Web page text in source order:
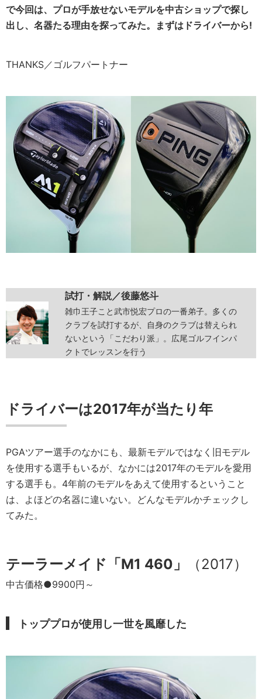
で今回は、プロが手放せないモデルを中古ショップで探し
出し、名器たる理由を探ってみた。まずはドライバーから!
THANKS／ゴルフパートナー
試打・解説／後藤悠斗
雑巾王子こと武市悦宏プロの一番弟子。多くの
クラブを試打するが、自身のクラブは替えられ
ないという「こだわり派」。広尾ゴルフインパ
クトでレッスンを行う
ドライバーは2017年が当たり年
PGAツアー選手のなかにも、最新モデルではなく旧モデル
を使用する選手もいるが、なかには2017年のモデルを愛用
する選手も。4年前のモデルをあえて使用するということ
は、よほどの名器に違いない。どんなモデルかチェックし
てみた。
テーラーメイド「M1 460」 （2017）
中古価格●9900円～
トッププロが使用し一世を風靡した